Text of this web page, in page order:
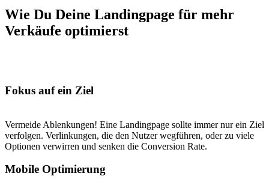
Wie Du Deine Landingpage für mehr
Verkäufe optimierst
Fokus auf ein Ziel
Vermeide Ablenkungen! Eine Landingpage sollte immer nur ein Ziel
verfolgen. Verlinkungen, die den Nutzer wegführen, oder zu viele
Optionen verwirren und senken die Conversion Rate.
Mobile Optimierung